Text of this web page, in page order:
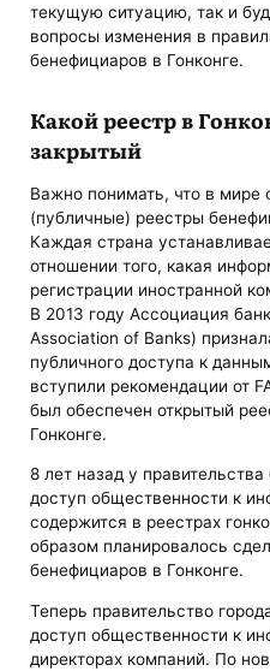
текущую ситуацию, так и
вопросы изменения в
бенефициаров в Гонконге.
Какой реестр в
закрытый
Важно понимать, что в мире
(публичные) реестры
Каждая страна
отношении того, какая
регистрации иностранной
В 2013 году Ассоциация
Association of Banks)
публичного доступа к
вступили рекомендации от
был обеспечен открытый
Гонконге.
8 лет назад у
доступ общественности к
содержится в реестрах
образом планировалось
бенефициаров в Гонконге.
Теперь правительство
доступ общественности к
директорах компаний. По